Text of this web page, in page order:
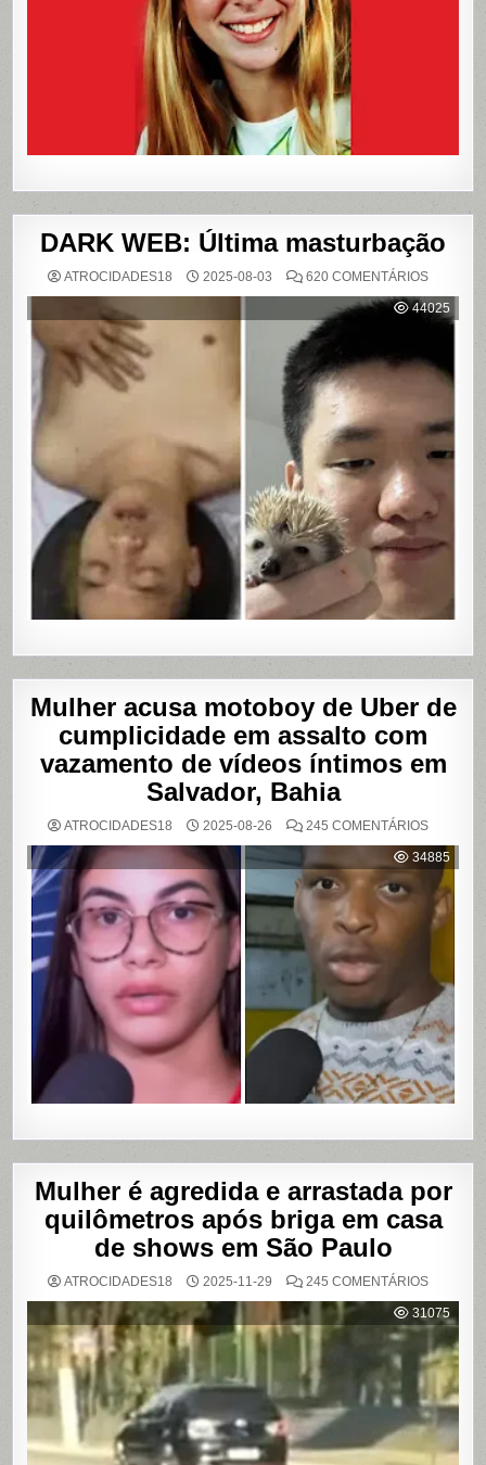
DARK WEB: Última masturbação
ATROCIDADES18 2025-08-03 620 COMENTÁRIOSEM
WEB:
ÚLTIMA
44025
Mulher acusa motoboy de Uber de
cumplicidade em assalto com
vazamento de vídeos íntimos em
Salvador, Bahia
ATROCIDADES18 2025-08-26 245 COMENTÁRIOSEM
ACUSA
DE
UBER
DE
EM
DE
VÍDEOS
ÍNTIMOS
EM
BAHIA
34885
Mulher é agredida e arrastada por
quilômetros após briga em casa
de shows em São Paulo
ATROCIDADES18 2025-11-29 245 COMENTÁRIOSEM
É
E
POR
APÓS
BRIGA
EM
CASA
SHOWS
31075